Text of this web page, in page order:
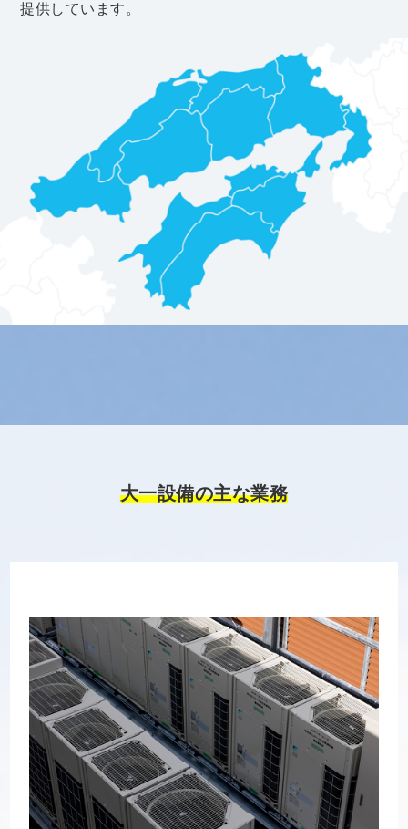
提供しています。
大一設備の主な業務